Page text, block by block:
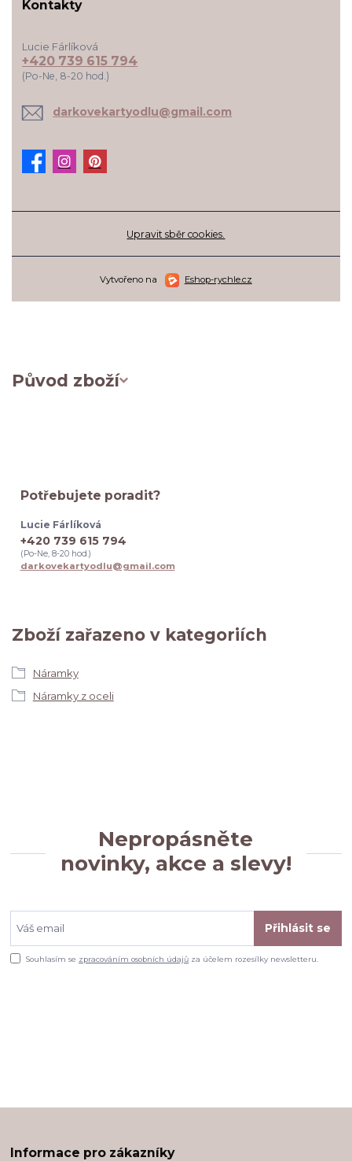
Kontakty
Lucie Fárlíková
+420 739 615 794
(Po-Ne, 8-20 hod.)
darkovekartyodlu@gmail.com
Upravit sběr cookies.
Vytvořeno na Eshop-rychle.cz
Původ zboží
Zboží zařazeno v kategoriích
Náramky
Náramky z oceli
Potřebujete poradit?
Lucie Fárlíková
+420 739 615 794
(Po-Ne, 8-20 hod.)
darkovekartyodlu@gmail.com
Nepropásněte
novinky, akce a slevy!
Přihlásit se
Souhlasím se zpracováním osobních údajů za účelem rozesílky newsletteru.
Informace pro zákazníky